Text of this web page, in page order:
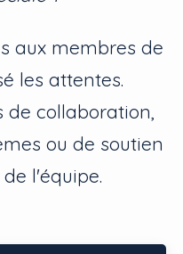
aux membres de
les attentes.
de collaboration,
ou de soutien
l'équipe.